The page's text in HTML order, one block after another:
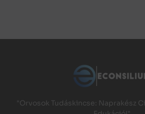
"Orvosok Tudáskincse: Naprakész